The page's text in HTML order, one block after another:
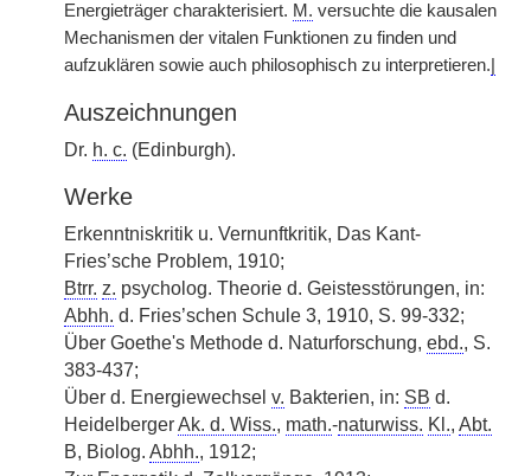
Energieträger charakterisiert. M. versuchte die kausalen
Mechanismen der vitalen Funktionen zu finden und
aufzuklären sowie auch philosophisch zu interpretieren.
Auszeichnungen
Dr. h. c. (Edinburgh).
Werke
Erkenntniskritik u. Vernunftkritik, Das Kant-
Fries’sche Problem, 1910;
Btrr. z. psycholog. Theorie d. Geistesstörungen, in:
Abhh. d. Fries’schen Schule 3, 1910, S. 99-332;
Über Goethe's Methode d. Naturforschung, ebd., S.
383-437;
Über d. Energiewechsel v. Bakterien, in: SB d.
HeidelbergerAk. d. Wiss., math.-naturwiss. Kl., Abt.
B, Biolog. Abhh., 1912;